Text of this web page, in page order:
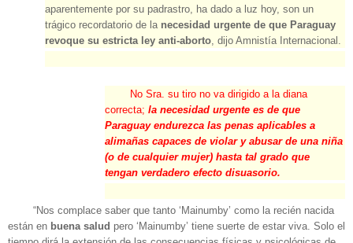
aparentemente por su padrastro, ha dado a luz hoy, son un
trágico recordatorio de la necesidad urgente de que Paraguay
revoque su estricta ley anti-aborto, dijo Amnistía Internacional.
No Sra. su tiro no va dirigido a la diana
correcta; la necesidad urgente es de que
Paraguay endurezca las penas aplicables a
alimañas capaces de violar y abusar de una niña
(o de cualquier mujer) hasta tal grado que
tengan verdadero efecto disuasorio.
“Nos complace saber que tanto ‘Mainumby’ como la recién nacida
están en buena salud pero ‘Mainumby’ tiene suerte de estar viva. Solo el